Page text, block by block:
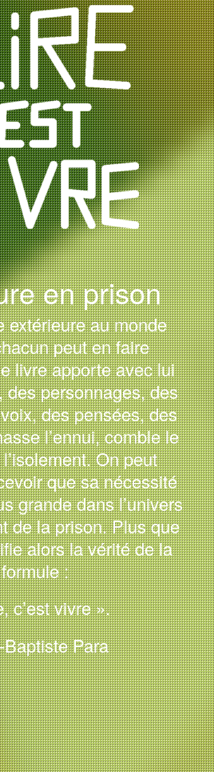
en prison
extérieure au monde
peut en faire
livre apporte avec lui
des personnages, des
des pensées, des
l’ennui, comble le
On peut
que sa nécessité
grande dans l’univers
de la prison. Plus que
alors la vérité de la
formule :
c’est vivre ».
Para